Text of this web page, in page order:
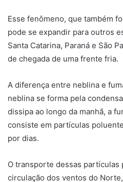
Esse fenômeno, que também
pode se expandir para outros
Santa Catarina, Paraná e São
de chegada de uma frente fria.
A diferença entre neblina e
neblina se forma pela
dissipa ao longo da manhã, a
consiste em partículas
por dias.
O transporte dessas partículas
circulação dos ventos do